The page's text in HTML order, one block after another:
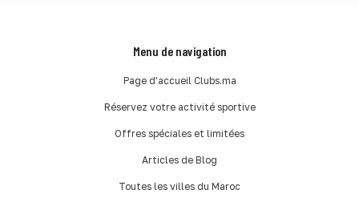
Menu de navigation
Page d'accueil Clubs.ma
Réservez votre activité sportive
Offres spéciales et limitées
Articles de Blog
Toutes les villes du Maroc